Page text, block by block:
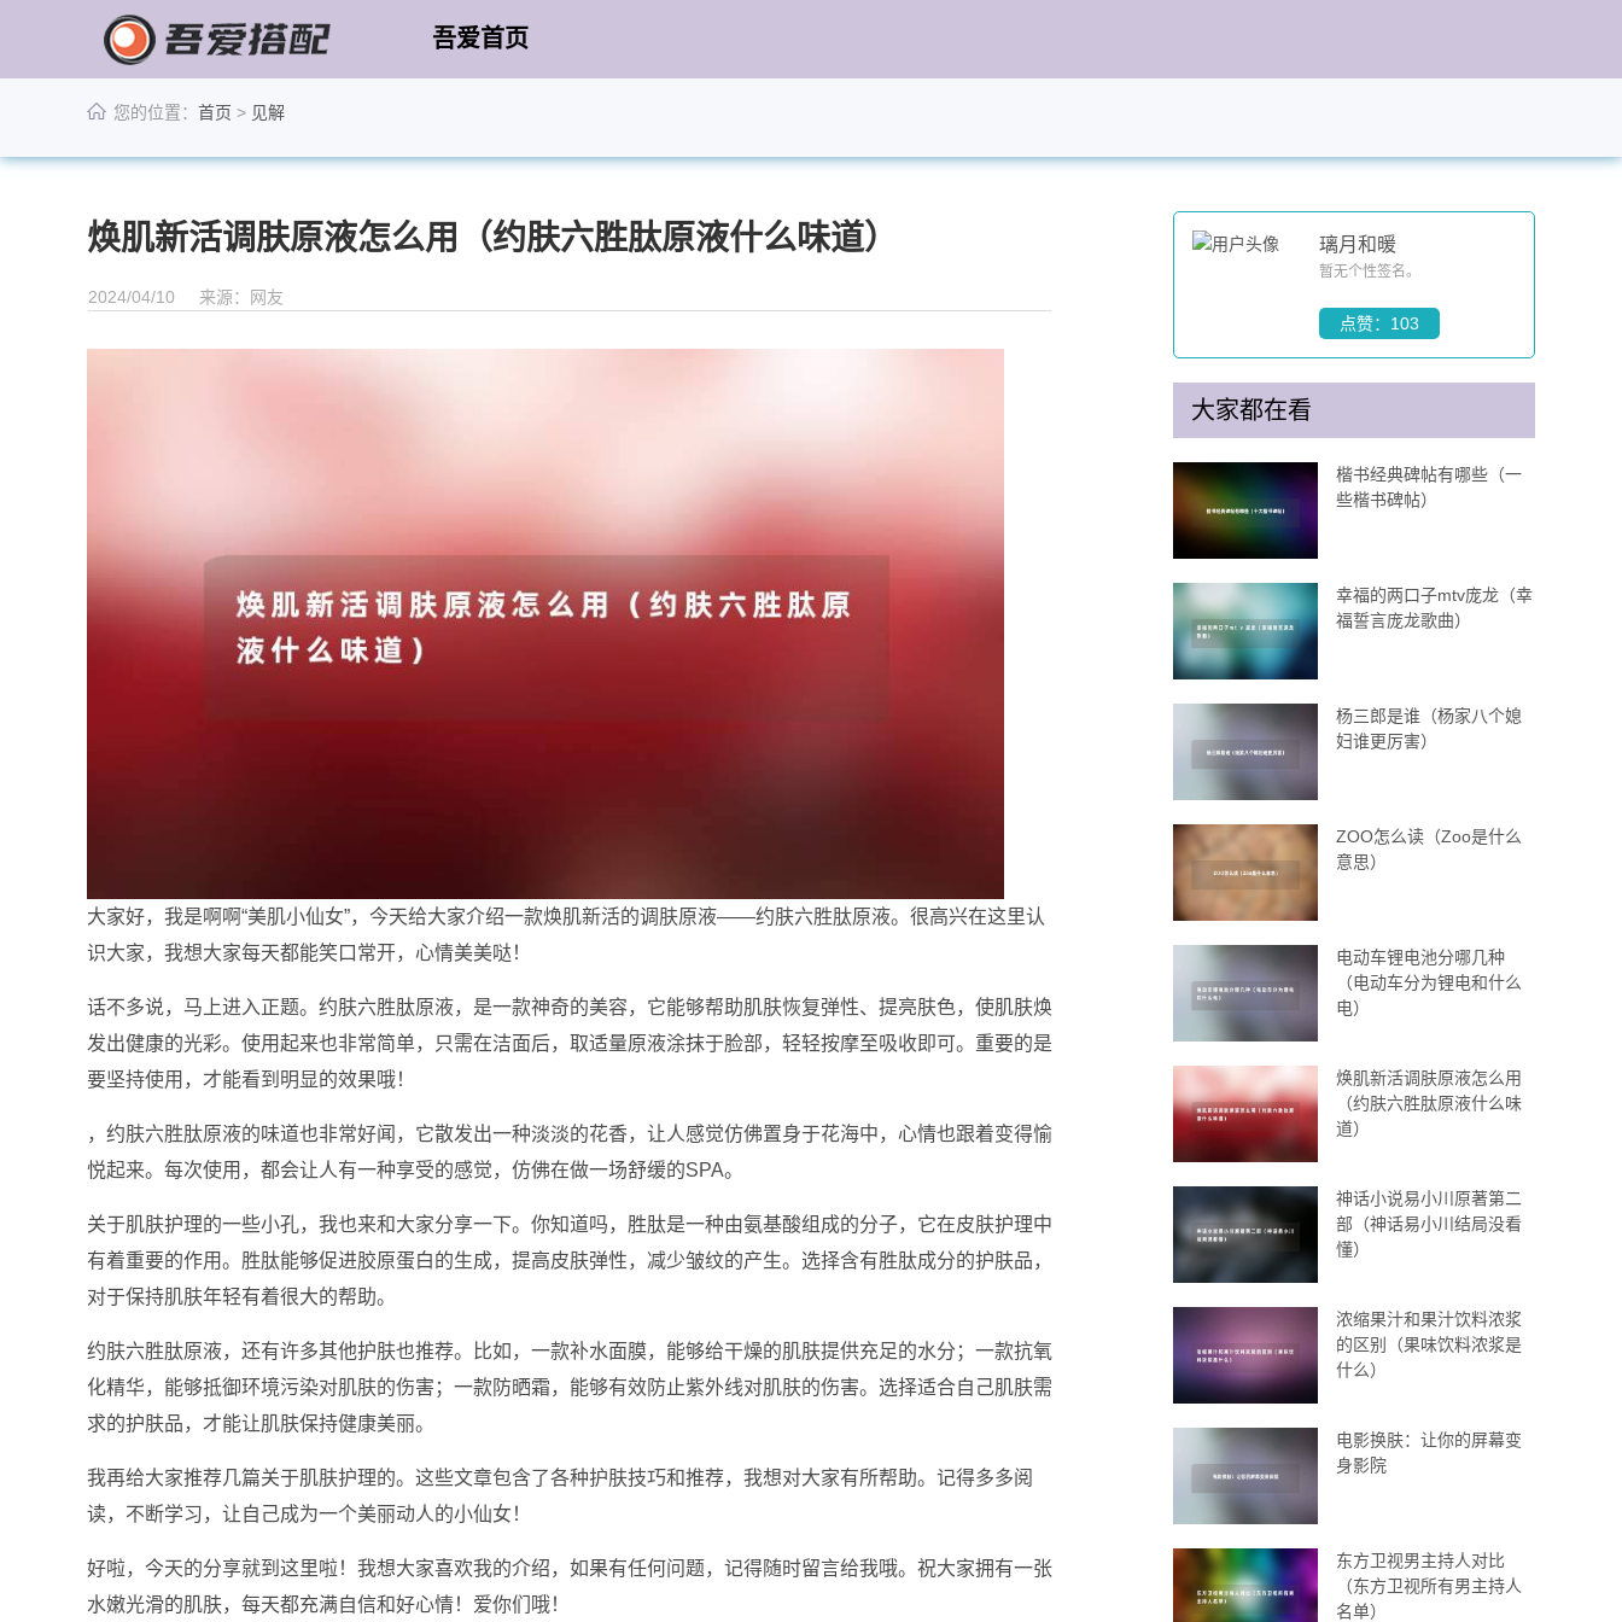
吾爱首页
您的位置： 首页 > 见解
焕肌新活调肤原液怎么用（约肤六胜肽原液什么味道）
2024/04/10 来源：网友
大家好，我是啊啊“美肌小仙女”，今天给大家介绍一款焕肌新活的调肤原液——约肤六胜肽原液。很高兴在这里认
识大家，我想大家每天都能笑口常开，心情美美哒！
话不多说，马上进入正题。约肤六胜肽原液，是一款神奇的美容，它能够帮助肌肤恢复弹性、提亮肤色，使肌肤焕
发出健康的光彩。使用起来也非常简单，只需在洁面后，取适量原液涂抹于脸部，轻轻按摩至吸收即可。重要的是
要坚持使用，才能看到明显的效果哦！
，约肤六胜肽原液的味道也非常好闻，它散发出一种淡淡的花香，让人感觉仿佛置身于花海中，心情也跟着变得愉
悦起来。每次使用，都会让人有一种享受的感觉，仿佛在做一场舒缓的SPA。
关于肌肤护理的一些小孔，我也来和大家分享一下。你知道吗，胜肽是一种由氨基酸组成的分子，它在皮肤护理中
有着重要的作用。胜肽能够促进胶原蛋白的生成，提高皮肤弹性，减少皱纹的产生。选择含有胜肽成分的护肤品，
对于保持肌肤年轻有着很大的帮助。
约肤六胜肽原液，还有许多其他护肤也推荐。比如，一款补水面膜，能够给干燥的肌肤提供充足的水分；一款抗氧
化精华，能够抵御环境污染对肌肤的伤害；一款防晒霜，能够有效防止紫外线对肌肤的伤害。选择适合自己肌肤需
求的护肤品，才能让肌肤保持健康美丽。
我再给大家推荐几篇关于肌肤护理的。这些文章包含了各种护肤技巧和推荐，我想对大家有所帮助。记得多多阅
读，不断学习，让自己成为一个美丽动人的小仙女！
好啦，今天的分享就到这里啦！我想大家喜欢我的介绍，如果有任何问题，记得随时留言给我哦。祝大家拥有一张
水嫩光滑的肌肤，每天都充满自信和好心情！爱你们哦！
璃月和暖
暂无个性签名。
点赞：103
大家都在看
楷书经典碑帖有哪些（一
些楷书碑帖）
幸福的两口子mtv庞龙（幸
福誓言庞龙歌曲）
杨三郎是谁（杨家八个媳
妇谁更厉害）
ZOO怎么读（Zoo是什么
意思）
电动车锂电池分哪几种
（电动车分为锂电和什么
电）
焕肌新活调肤原液怎么用
（约肤六胜肽原液什么味
道）
神话小说易小川原著第二
部（神话易小川结局没看
懂）
浓缩果汁和果汁饮料浓浆
的区别（果味饮料浓浆是
什么）
电影换肤：让你的屏幕变
身影院
东方卫视男主持人对比
（东方卫视所有男主持人
名单）